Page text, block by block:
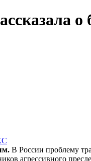
о
В России проблему
агрессивного